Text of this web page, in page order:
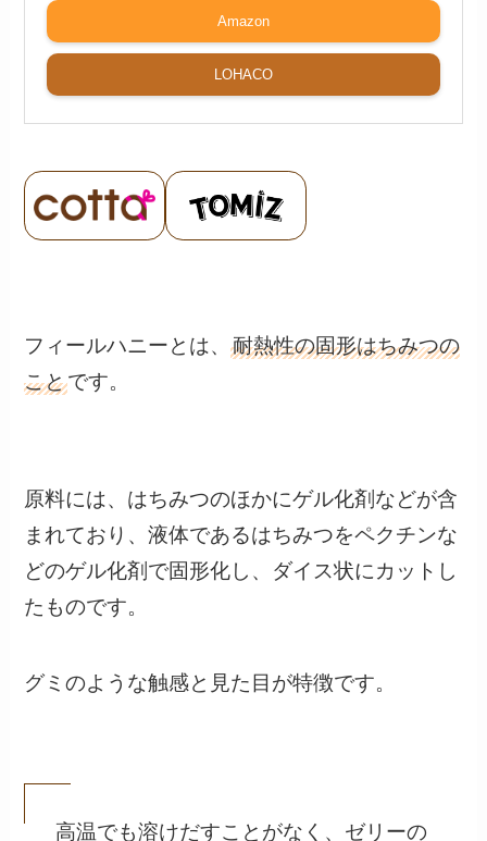
Amazon
LOHACO
フィールハニーとは、耐熱性の固形はちみつの
ことです。
原料には、はちみつのほかにゲル化剤などが含
まれており、液体であるはちみつをペクチンな
どのゲル化剤で固形化し、ダイス状にカットし
たものです。
グミのような触感と見た目が特徴です。
高温でも溶けだすことがなく、ゼリーの